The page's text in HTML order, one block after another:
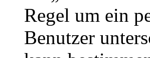
Regel um ein
Benutzer